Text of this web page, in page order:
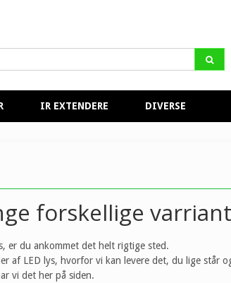
IR EXTENDERE DIVERSE
forskellige
er du ankommet det helt rigtige sted.
af LED lys, hvorfor vi kan levere det, du lige står
vi det her på siden.